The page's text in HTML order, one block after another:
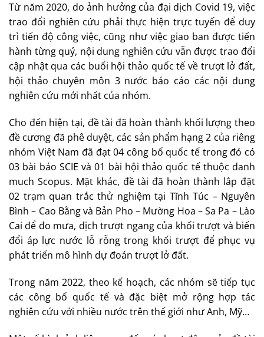
Từ năm 2020, do ảnh hưởng của đại dịch Covid 19, việc
trao đổi nghiên cứu phải thực hiện trực tuyến để duy
trì tiến độ công việc, cũng như việc giao ban được tiến
hành từng quý, nội dung nghiên cứu vẫn được trao đổi
cập nhật qua các buổi hội thảo quốc tế về trượt lở đất,
hội thảo chuyên môn 3 nước báo cáo các nội dung
nghiên cứu mới nhất của nhóm.
Cho đến hiện tại, đề tài đã hoàn thành khối lượng theo
đề cương đã phê duyệt, các sản phẩm hạng 2 của riêng
nhóm Việt Nam đã đạt 04 công bố quốc tế trong đó có
03 bài báo SCIE và 01 bài hội thảo quốc tế thuộc danh
much Scopus. Mặt khác, đề tài đã hoàn thành lắp đặt
02 trạm quan trắc thử nghiệm tại Tĩnh Túc – Nguyên
Bình – Cao Bằng và Bản Pho – Mường Hoa – Sa Pa – Lào
Cai để đo mưa, dịch trượt ngang của khối trượt và biến
đổi áp lực nước lỗ rỗng trong khối trượt để phục vụ
phát triển mô hình dự đoán trượt lở đất.
Trong năm 2022, theo kế hoạch, các nhóm sẽ tiếp tục
các công bố quốc tế và đặc biệt mở rộng hợp tác
nghiên cứu với nhiều nước trên thế giới như Anh, Mỹ…